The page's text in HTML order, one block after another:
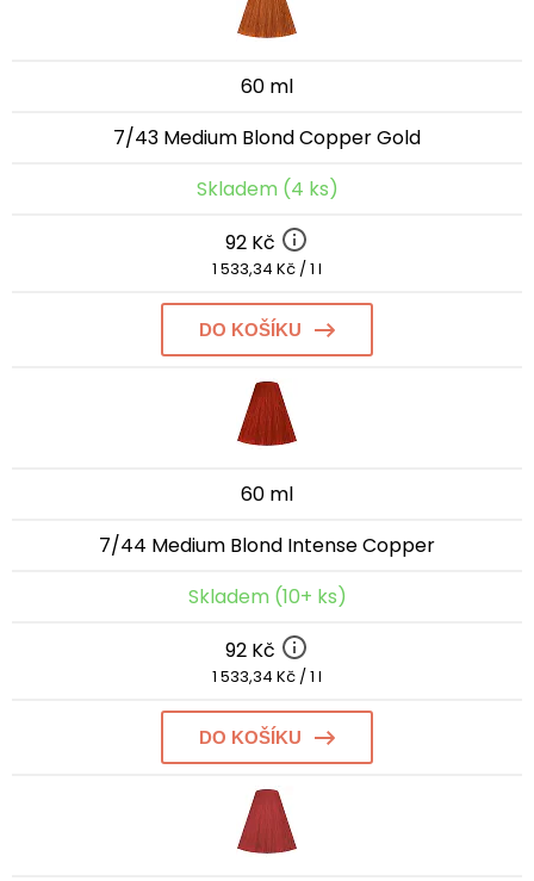
60 ml
7/43 Medium Blond Copper Gold
Skladem (4 ks)
92 Kč
1 533,34 Kč / 1 l
DO KOŠÍKU
60 ml
7/44 Medium Blond Intense Copper
Skladem (10+ ks)
92 Kč
1 533,34 Kč / 1 l
DO KOŠÍKU